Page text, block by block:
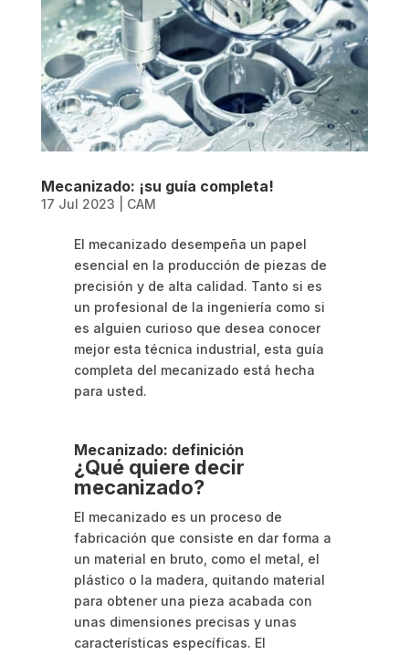
Mecanizado: ¡su guía completa!
17 Jul 2023 CAM
El mecanizado desempeña un papel
esencial en la producción de piezas de
precisión y de alta calidad. Tanto si es
un profesional de la ingeniería como si
es alguien curioso que desea conocer
mejor esta técnica industrial, esta guía
completa del mecanizado está hecha
para usted.
Mecanizado: definición
¿Qué quiere decir
mecanizado?
El mecanizado es un proceso de
fabricación que consiste en dar forma a
un material en bruto, como el metal, el
plástico o la madera, quitando material
para obtener una pieza acabada con
unas dimensiones precisas y unas
características específicas. El